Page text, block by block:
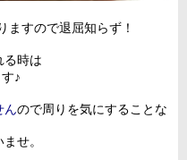
ますので退屈知らず！
る時は
♪
んので周りを気にすることな
せ。